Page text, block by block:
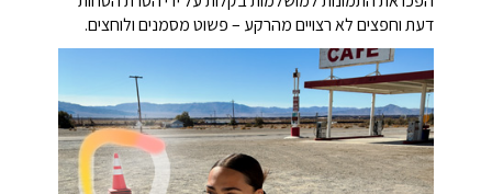
דעת וחפצים לא רצויים מהרקע – פשוט מסמנים ולוחצים.